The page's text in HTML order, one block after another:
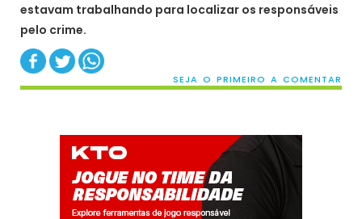
estavam trabalhando para localizar os responsáveis
pelo crime.
SEJA O PRIMEIRO A COMENTAR